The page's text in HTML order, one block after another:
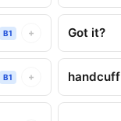
B1 + Got it?
B1 + handcuff